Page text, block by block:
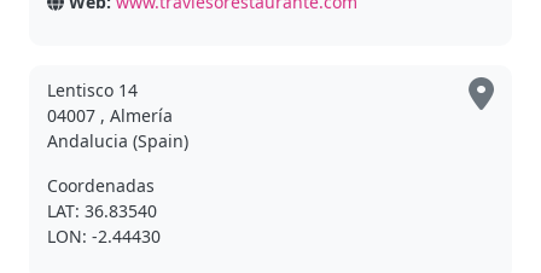
Lentisco 14
04007 , Almería
Andalucia (Spain)
Coordenadas
LAT: 36.83540
LON: -2.44430